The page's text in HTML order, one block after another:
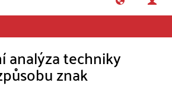
analýza techniky
znak